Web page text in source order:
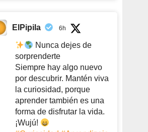
ElPipila 6h
Nunca dejes de
sorprenderte
Siempre hay algo nuevo
por descubrir. Mantén viva
la curiosidad, porque
aprender también es una
forma de disfrutar la vida.
¡Wujú!